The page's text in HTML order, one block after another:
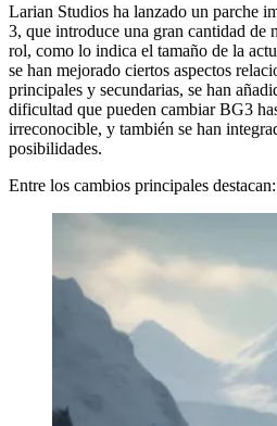
Larian Studios ha lanzado un parche
3, que introduce una gran cantidad de
rol, como lo indica el tamaño de la
se han mejorado ciertos aspectos
principales y secundarias, se han
dificultad que pueden cambiar BG3
irreconocible, y también se han
posibilidades.
Entre los cambios principales destacan: